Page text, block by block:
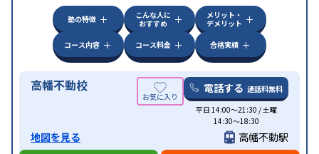
塾の特徴
こんな人に
おすすめ
メリット・
デメリット
コース内容
コース料金 合格実績
高幡不動校 電話する 通話料無料
平日 14:00〜21:30 / 土曜
14:30〜18:30
地図を見る
高幡不動駅